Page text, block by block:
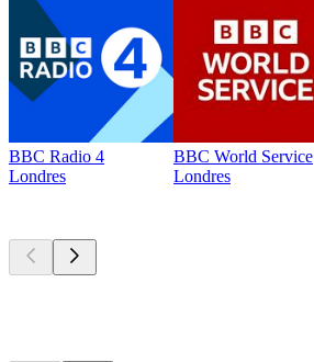
BBC Radio 4
Londres
BBC World Service
Londres